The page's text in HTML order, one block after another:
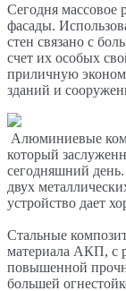
Сегодня массовое
фасады.
стен связано с
счет их особых
приличную
зданий и
Алюминиевые
который
сегодняшний день.
двух
устройство дает
Стальные
материала АКП, с
повышенной
большей